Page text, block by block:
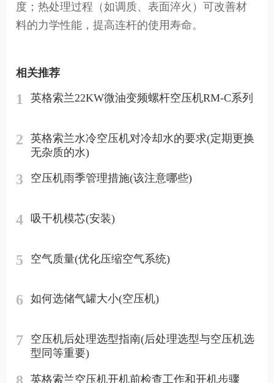
度；热处理过程（如调质、表面淬火）可改善材
料的力学性能，提高连杆的使用寿命。
相关推荐
1 英格索兰22KW微油变频螺杆空压机RM-C系列
2
英格索兰水冷空压机对冷却水的要求(定期更换
无杂质的水)
3 空压机雨季管理措施(该注意哪些)
4 吸干机模芯(安装)
5 空气质量(优化压缩空气系统)
6 如何选储气罐大小(空压机)
7
空压机后处理选型指南(后处理选型与空压机选
型同等重要)
英格索兰空压机开机前检查工作和开机步骤